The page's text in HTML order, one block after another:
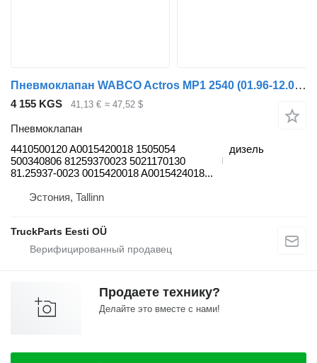
Пневмоклапан WABCO Actros MP1 2540 (01.96-12.02) 4410500120 для грузовика Mercedes-Benz Actros, Axor MP1, MP2, MP3 (1996-2014)
4 155 KGS 41,13 € ≈ 47,52 $
Пневмоклапан
4410500120 A0015420018 1505054
500340806 81259370023 5021170130
81.25937-0023 0015420018 A0015424018...
дизель
Эстония, Tallinn
TruckParts Eesti OÜ
Продаете технику?
Делайте это вместе с нами!